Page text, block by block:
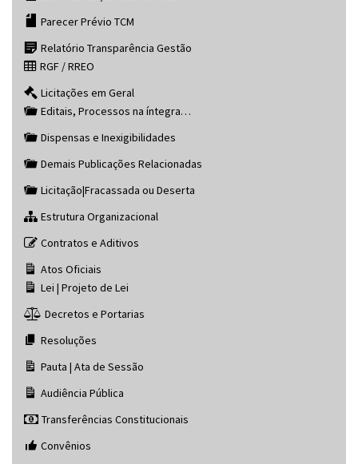
Parecer Prévio TCM
Relatório Transparência Gestão
RGF / RREO
Licitações em Geral
Editais, Processos na íntegra…
Dispensas e Inexigibilidades
Demais Publicações Relacionadas
Licitação|Fracassada ou Deserta
Estrutura Organizacional
Contratos e Aditivos
Atos Oficiais
Lei | Projeto de Lei
Decretos e Portarias
Resoluções
Pauta | Ata de Sessão
Audiência Pública
Transferências Constitucionais
Convênios